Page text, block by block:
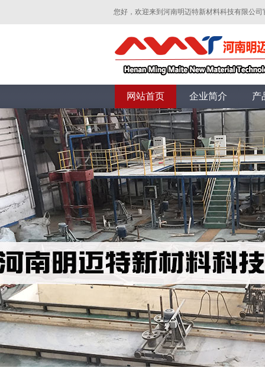
您好，欢迎来到河南明迈特新材料科技有限公司
网站首页 企业简介 产